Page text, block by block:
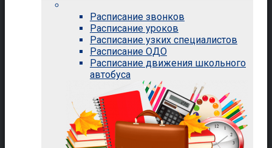
Расписание звонков
Расписание уроков
Расписание узких специалистов
Расписание ОДО
Расписание движения школьного
автобуса